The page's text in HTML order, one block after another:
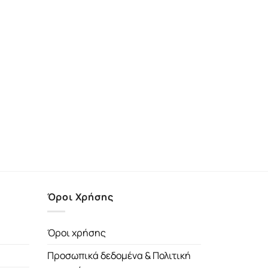
Όροι Χρήσης
Όροι χρήσης
Προσωπικά δεδομένα & Πολιτική